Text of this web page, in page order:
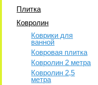
Плитка
Ковролин
Коврики для
ванной
Ковровая плитка
Ковролин 2 метра
Ковролин 2,5
метра